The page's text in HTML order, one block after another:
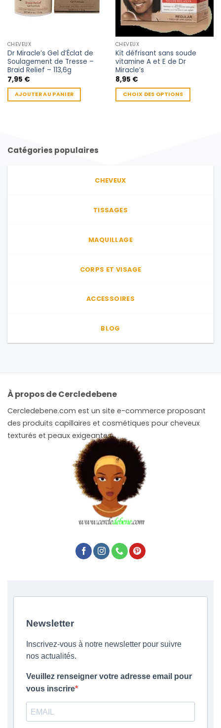
CHEVEUX
Dr Miracle’s Gel d’Éclat de
Soulagement de Tresse –
Braid Relief – 113,6g
7,95 €
AJOUTER AU PANIER
CHEVEUX
Kit défrisant sans soude
vitamine A et E de Dr
Miracle’s
8,95 €
CHOIX DES OPTIONS
peuvent
sur
du
Catégories populaires
CHEVEUX
TISSAGES
MAQUILLAGE
CORPS ET VISAGE
ACCESSOIRES
BLOG
À propos de Cercledebene
Cercledebene.com est un site e-commerce proposant
des produits capillaires et cosmétiques pour cheveux
texturés et peaux exigeantes.
Newsletter
Inscrivez-vous à notre newsletter pour suivre
nos actualités.
Veuillez renseigner votre adresse email pour
vous inscrire